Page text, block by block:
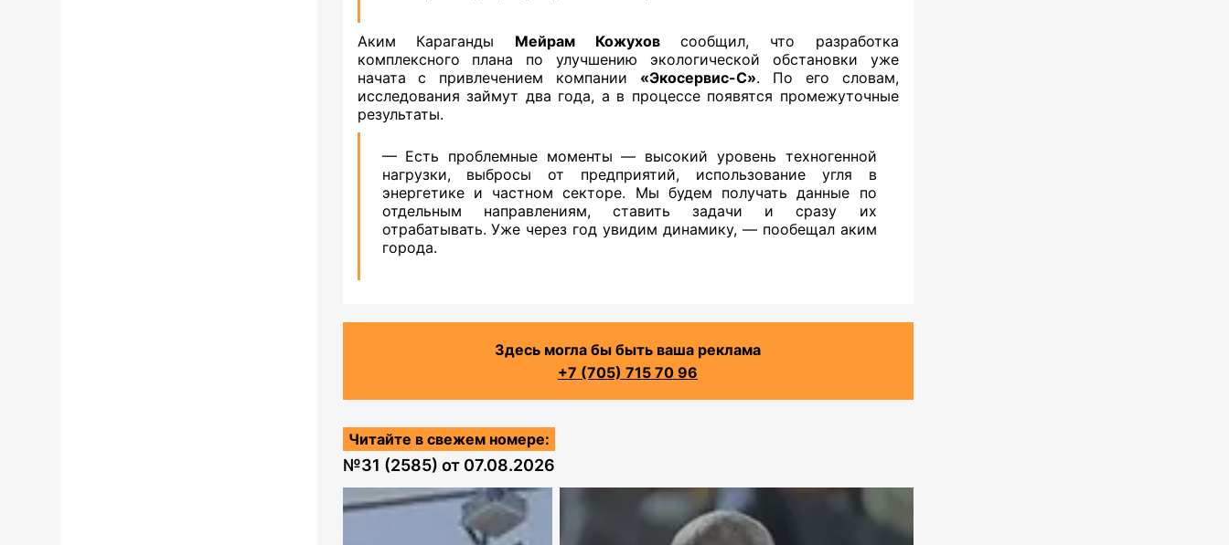
Аким Караганды Мейрам Кожуховсообщил, что разработка
комплексного плана по улучшению экологической обстановки уже
начата с привлечением компании «Экосервис-С». По его словам,
исследования займут два года, а в процессе появятся промежуточные
результаты.
— Есть проблемные моменты — высокий уровень техногенной
нагрузки, выбросы от предприятий, использование угля в
энергетике и частном секторе. Мы будем получать данные по
отдельным направлениям, ставить задачи и сразу их
отрабатывать. Уже через год увидим динамику, — пообещал аким
города.
Здесь могла бы быть ваша реклама
+7 (705) 715 70 96
Читайте в свежем номере:
№31 (2585) от 07.08.2026